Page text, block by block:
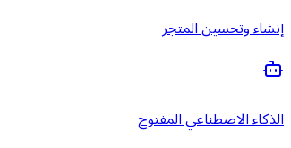
إنشاء وتحسين المتجر
الذكاء الاصطناعي المفتوح